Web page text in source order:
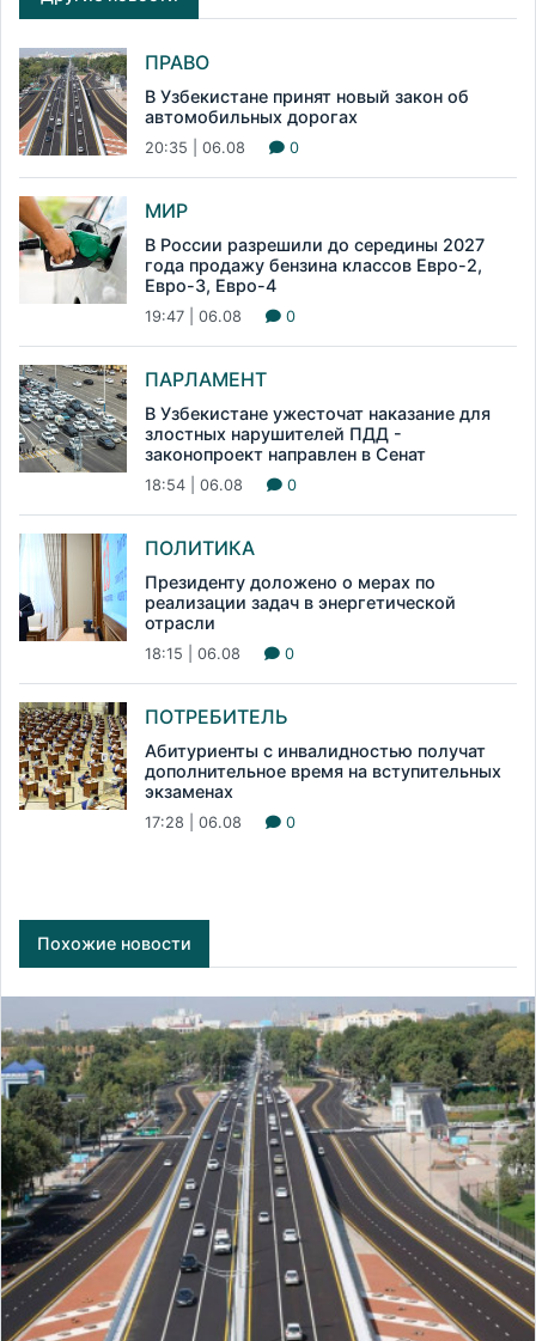
ПРАВО
В Узбекистане принят новый закон об
автомобильных дорогах
20:35 | 06.08 0
МИР
В России разрешили до середины 2027
года продажу бензина классов Евро-2,
Евро-3, Евро-4
19:47 | 06.08 0
ПАРЛАМЕНТ
В Узбекистане ужесточат наказание для
злостных нарушителей ПДД -
законопроект направлен в Сенат
18:54 | 06.08 0
ПОЛИТИКА
Президенту доложено о мерах по
реализации задач в энергетической
отрасли
18:15 | 06.08 0
ПОТРЕБИТЕЛЬ
Абитуриенты с инвалидностью получат
дополнительное время на вступительных
экзаменах
17:28 | 06.08 0
Похожие новости